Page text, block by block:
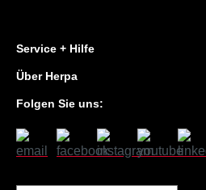
Service + Hilfe
Über Herpa
Folgen Sie uns: